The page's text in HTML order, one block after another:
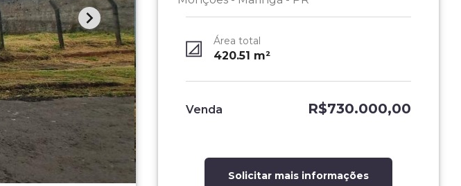
Área total
420.51 m²
Venda R$730.000,00
Solicitar mais informações